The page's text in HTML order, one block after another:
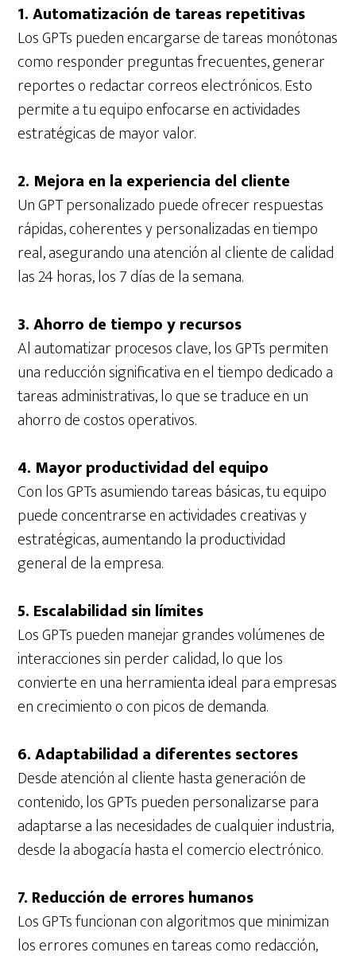
1. Automatización de tareas repetitivas
Los GPTs pueden encargarse de tareas monótonas
como responder preguntas frecuentes, generar
reportes o redactar correos electrónicos. Esto
permite a tu equipo enfocarse en actividades
estratégicas de mayor valor.
2. Mejora en la experiencia del cliente
Un GPT personalizado puede ofrecer respuestas
rápidas, coherentes y personalizadas en tiempo
real, asegurando una atención al cliente de calidad
las 24 horas, los 7 días de la semana.
3. Ahorro de tiempo y recursos
Al automatizar procesos clave, los GPTs permiten
una reducción significativa en el tiempo dedicado a
tareas administrativas, lo que se traduce en un
ahorro de costos operativos.
4. Mayor productividad del equipo
Con los GPTs asumiendo tareas básicas, tu equipo
puede concentrarse en actividades creativas y
estratégicas, aumentando la productividad
general de la empresa.
5. Escalabilidad sin límites
Los GPTs pueden manejar grandes volúmenes de
interacciones sin perder calidad, lo que los
convierte en una herramienta ideal para empresas
en crecimiento o con picos de demanda.
6. Adaptabilidad a diferentes sectores
Desde atención al cliente hasta generación de
contenido, los GPTs pueden personalizarse para
adaptarse a las necesidades de cualquier industria,
desde la abogacía hasta el comercio electrónico.
7. Reducción de errores humanos
Los GPTs funcionan con algoritmos que minimizan
los errores comunes en tareas como redacción,